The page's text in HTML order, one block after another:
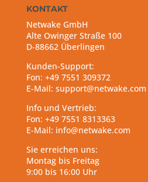
KONTAKT
Netwake GmbH
Alte Owinger Straße 100
D-88662 Überlingen
Kunden-Support:
Fon: +49 7551 309372
E-Mail: support@netwake.com
Info und Vertrieb:
Fon: +49 7551 8313363
E-Mail: info@netwake.com
Sie erreichen uns:
Montag bis Freitag
9:00 bis 16:00 Uhr